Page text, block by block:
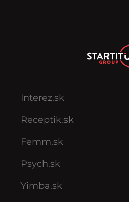
Interez.sk
Receptik.sk
Femm.sk
Psych.sk
Yimba.sk